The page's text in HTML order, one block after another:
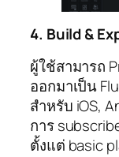
4. Build &
ผู้ใช้สามารถ
ออกมาเป็น
สำหรับ iOS,
การ
ตั้งแต่ basic